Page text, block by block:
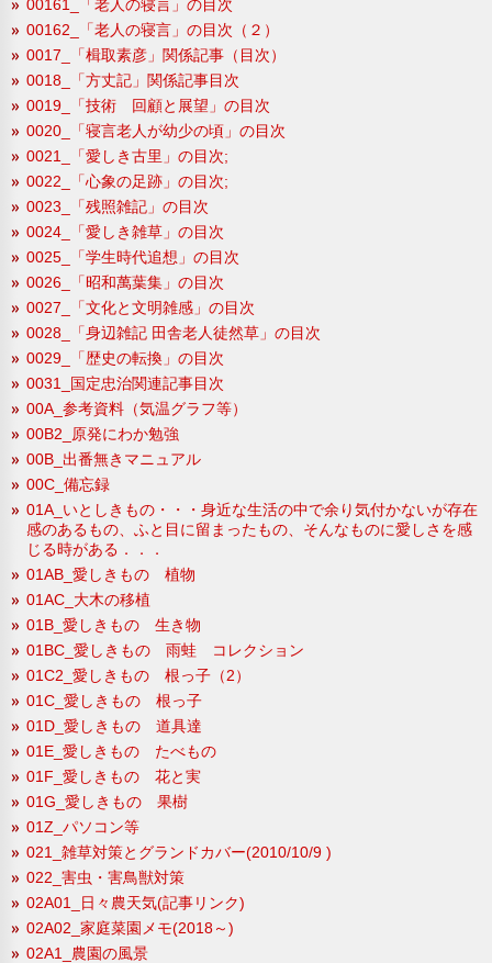
00161_「老人の寝言」の目次
00162_「老人の寝言」の目次（２）
0017_「楫取素彦」関係記事（目次）
0018_「方丈記」関係記事目次
0019_「技術 回顧と展望」の目次
0020_「寝言老人が幼少の頃」の目次
0021_「愛しき古里」の目次;
0022_「心象の足跡」の目次;
0023_「残照雑記」の目次
0024_「愛しき雑草」の目次
0025_「学生時代追想」の目次
0026_「昭和萬葉集」の目次
0027_「文化と文明雑感」の目次
0028_「身辺雑記 田舎老人徒然草」の目次
0029_「歴史の転換」の目次
0031_国定忠治関連記事目次
00A_参考資料（気温グラフ等）
00B2_原発にわか勉強
00B_出番無きマニュアル
00C_備忘録
01A_いとしきもの・・・身近な生活の中で余り気付かないが存在
感のあるもの、ふと目に留まったもの、そんなものに愛しさを感
じる時がある．．．
01AB_愛しきもの 植物
01AC_大木の移植
01B_愛しきもの 生き物
01BC_愛しきもの 雨蛙 コレクション
01C2_愛しきもの 根っ子（2）
01C_愛しきもの 根っ子
01D_愛しきもの 道具達
01E_愛しきもの たべもの
01F_愛しきもの 花と実
01G_愛しきもの 果樹
01Z_パソコン等
021_雑草対策とグランドカバー(2010/10/9 )
022_害虫・害鳥獣対策
02A01_日々農天気(記事リンク)
02A02_家庭菜園メモ(2018～)
02A1_農園の風景